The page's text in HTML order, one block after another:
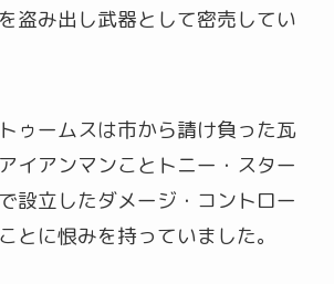
盗み出し武器として密売してい
ゥームスは市から請け負った瓦
イアンマンことトニー・スター
設立したダメージ・コントロー
とに恨みを持っていました。